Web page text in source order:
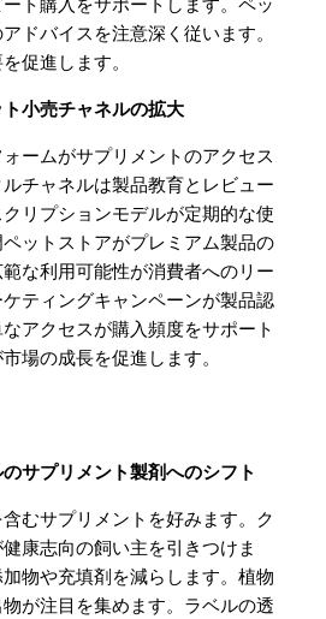
ドバイスを注意深く従います。
促進します。
小売チャネルの拡大
ームがサプリメントのアクセス
チャネルは製品教育とレビュー
リプションモデルが定期的な使
ットストアがプレミアム製品の
な利用可能性が消費者へのリー
ティングキャンペーンが製品認
アクセスが購入頻度をサポート
場の成長を促進します。
サプリメント製剤へのシフト
むサプリメントを好みます。ク
康志向の飼い主を引きつけま
物や充填剤を減らします。植物
が注目を集めます。ラベルの透